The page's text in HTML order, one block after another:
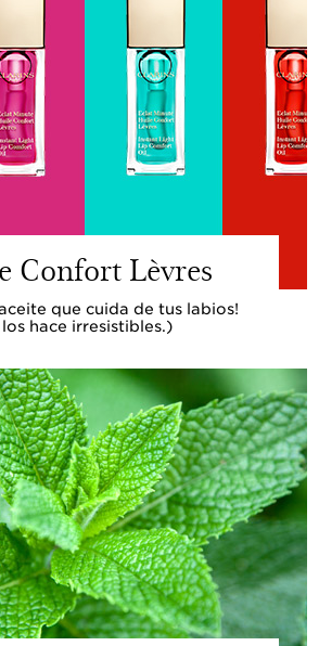
Confort Lèvres
que cuida de tus labios!
los hace irresistibles.)